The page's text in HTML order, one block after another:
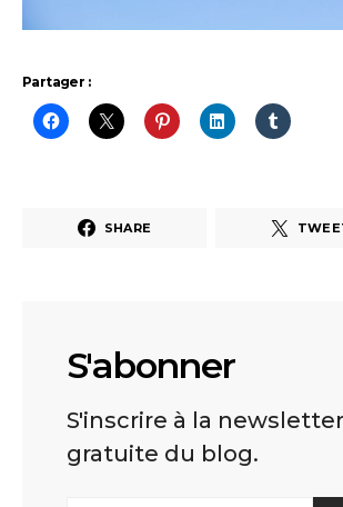
Partager :
SHARE
S'abonner
S'inscrire à la newsletter
gratuite du blog.